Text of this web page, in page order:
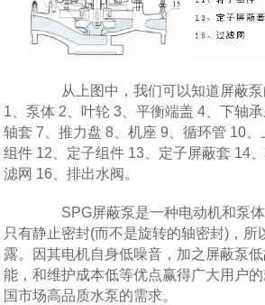
从上图中，我们可以知道屏蔽泵
1、泵体 2、叶轮 3、平衡端盖 4、下轴承
轴套 7、推力盘 8、机座 9、循环管 10
组件 12、定子组件 13、定子屏蔽套 14
滤网 16、排出水阀。
SPG屏蔽泵是一种电动机和泵体
只有静止密封(而不是旋转的轴密封)，所
露。因其电机自身低噪音，加之屏蔽泵
能，和维护成本低等优点赢得广大用户
国市场高品质水泵的需求。